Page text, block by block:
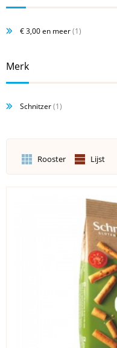
€ 3,00en meer(1)
Merk
Schnitzer(1)
Rooster Lijst